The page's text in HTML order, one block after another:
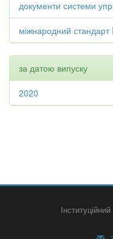
документи системи
міжнародний
за датою випуску
2020